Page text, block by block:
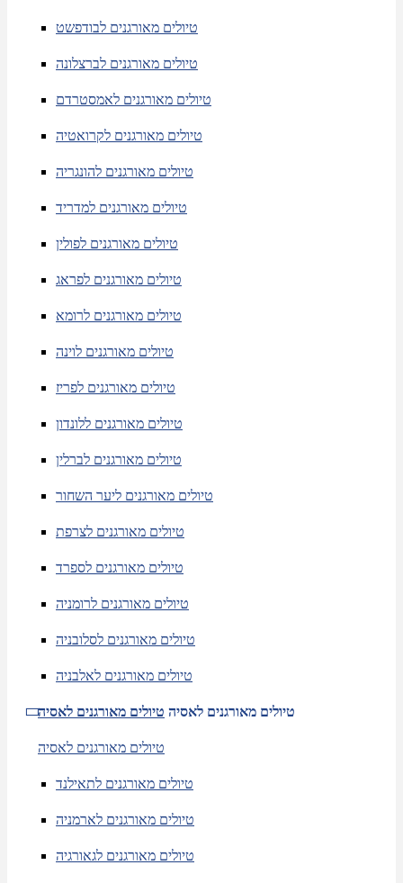
טיולים מאורגנים לבודפשט
טיולים מאורגנים לברצלונה
טיולים מאורגנים לאמסטרדם
טיולים מאורגנים לקרואטיה
טיולים מאורגנים להונגריה
טיולים מאורגנים למדריד
טיולים מאורגנים לפולין
טיולים מאורגנים לפראג
טיולים מאורגנים לרומא
טיולים מאורגנים לוינה
טיולים מאורגנים לפריז
טיולים מאורגנים ללונדון
טיולים מאורגנים לברלין
טיולים מאורגנים ליער השחור
טיולים מאורגנים לצרפת
טיולים מאורגנים לספרד
טיולים מאורגנים לרומניה
טיולים מאורגנים לסלובניה
טיולים מאורגנים לאלבניה
טיולים מאורגנים לאסיה טיולים מאורגנים לאסיה
טיולים מאורגנים לאסיה
טיולים מאורגנים לתאילנד
טיולים מאורגנים לארמניה
טיולים מאורגנים לגאורגיה